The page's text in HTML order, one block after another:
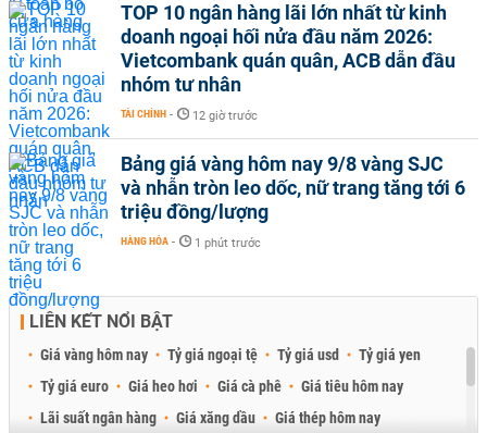
TOP 10 ngân hàng lãi lớn nhất từ kinh
doanh ngoại hối nửa đầu năm 2026:
Vietcombank quán quân, ACB dẫn đầu
nhóm tư nhân
TÀI CHÍNH - 12 giờ trước
Bảng giá vàng hôm nay 9/8 vàng SJC
và nhẫn tròn leo dốc, nữ trang tăng tới 6
triệu đồng/lượng
HÀNG HÓA - 1 phút trước
LIÊN KẾT NỔI BẬT
Giá vàng hôm nay Tỷ giá ngoại tệ Tỷ giá usd
Tỷ giá yen
Tỷ giá euro
Giá heo hơi Giá cà phê
Giá tiêu hôm nay
Lãi suất ngân hàng
Giá xăng dầu Giá thép hôm nay